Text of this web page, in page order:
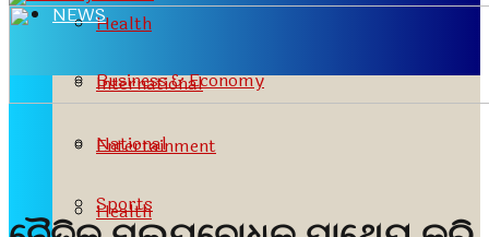
Health
International
National
Sports
NEWS
Business & Economy
Entertainment
Health